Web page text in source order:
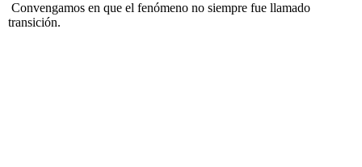
Convengamos en que el fenómeno no siempre fue llamado
transición.